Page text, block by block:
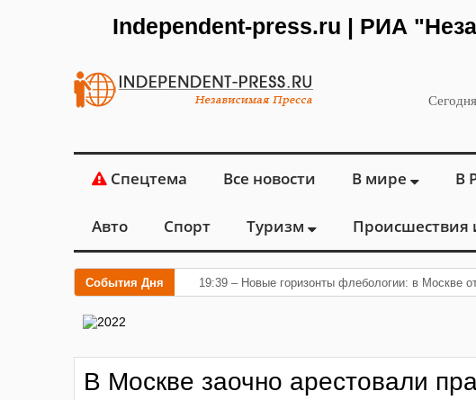
Independent-press.ru | РИА
Спецтема Все новости В мире В
Авто Спорт Туризм Происшествия
События Дня 19:39 – Новые горизонты флебологии: в Москве
В Москве заочно арестовали